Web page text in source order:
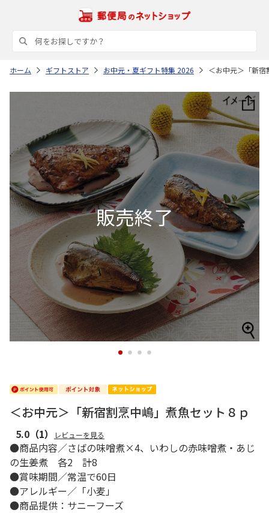
ホーム ギフトストア お中元・夏ギフト特集 2026 ＜お中元＞「新
1 2 3 4
＜お中元＞「新宿割烹中嶋」煮魚セット８ｐ
5.0 （1） レビューを見る
●商品内容／さばの味噌煮×4、いわしの赤味噌煮・あじ
の生姜煮 各2 計8
●賞味期間／常温で60日
●アレルギー／「小麦」
●商品提供：サニーフーズ